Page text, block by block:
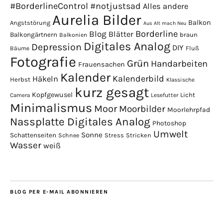
#BorderlineControl #notjustsad Alles andere
Angststörung Aurelia Bilder Aus Alt mach Neu Balkon
Balkongärtnern Balkonien Blog Blätter Borderline braun
Bäume Depression Digitales Analog DIY Fluß
Fotografie Frauensachen Grün Handarbeiten
Herbst Häkeln Kalender Kalenderbild Klassische
Camera Kopfgewusel kurz gesagt Lesefutter Licht
Minimalismus Moor Moorbilder Moorlehrpfad
Nassplatte Digitales Analog Photoshop
Schattenseiten Schnee Sonne Stress Stricken Umwelt
Wasser weiß
BLOG PER E-MAIL ABONNIEREN